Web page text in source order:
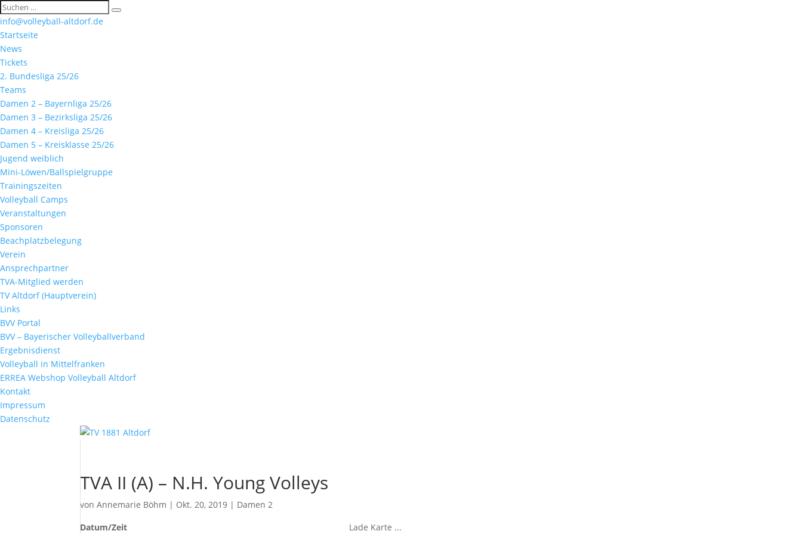
info@volleyball-altdorf.de
Startseite
News
Tickets
2. Bundesliga 25/26
Teams
Damen 2 – Bayernliga 25/26
Damen 3 – Bezirksliga 25/26
Damen 4 – Kreisliga 25/26
Damen 5 – Kreisklasse 25/26
Jugend weiblich
Mini-Löwen/Ballspielgruppe
Trainingszeiten
Volleyball Camps
Veranstaltungen
Sponsoren
Beachplatzbelegung
Verein
Ansprechpartner
TVA-Mitglied werden
TV Altdorf (Hauptverein)
Links
BVV Portal
BVV – Bayerischer Volleyballverband
Ergebnisdienst
Volleyball in Mittelfranken
ERREA Webshop Volleyball Altdorf
Kontakt
Impressum
Datenschutz
TVA II (A) – N.H. Young Volleys
vonAnnemarie Böhm | Okt. 20, 2019 | Damen 2
Lade Karte ...
Datum/Zeit